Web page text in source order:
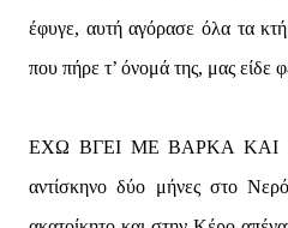
έφυγε, αυτή αγόρασε όλα τα
που πήρε τ’ όνομά της, μας είδε
ΕΧΩ ΒΓΕΙ ΜΕ ΒΑΡΚΑ ΚΑΙ
αντίσκηνο δύο μήνες στο